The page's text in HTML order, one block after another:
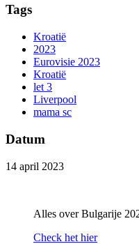
Tags
Kroatië
2023
Eurovisie 2023
Kroatië
let 3
Liverpool
mama sc
Datum
14 april 2023
Alles over Bulgarije
Check het hier